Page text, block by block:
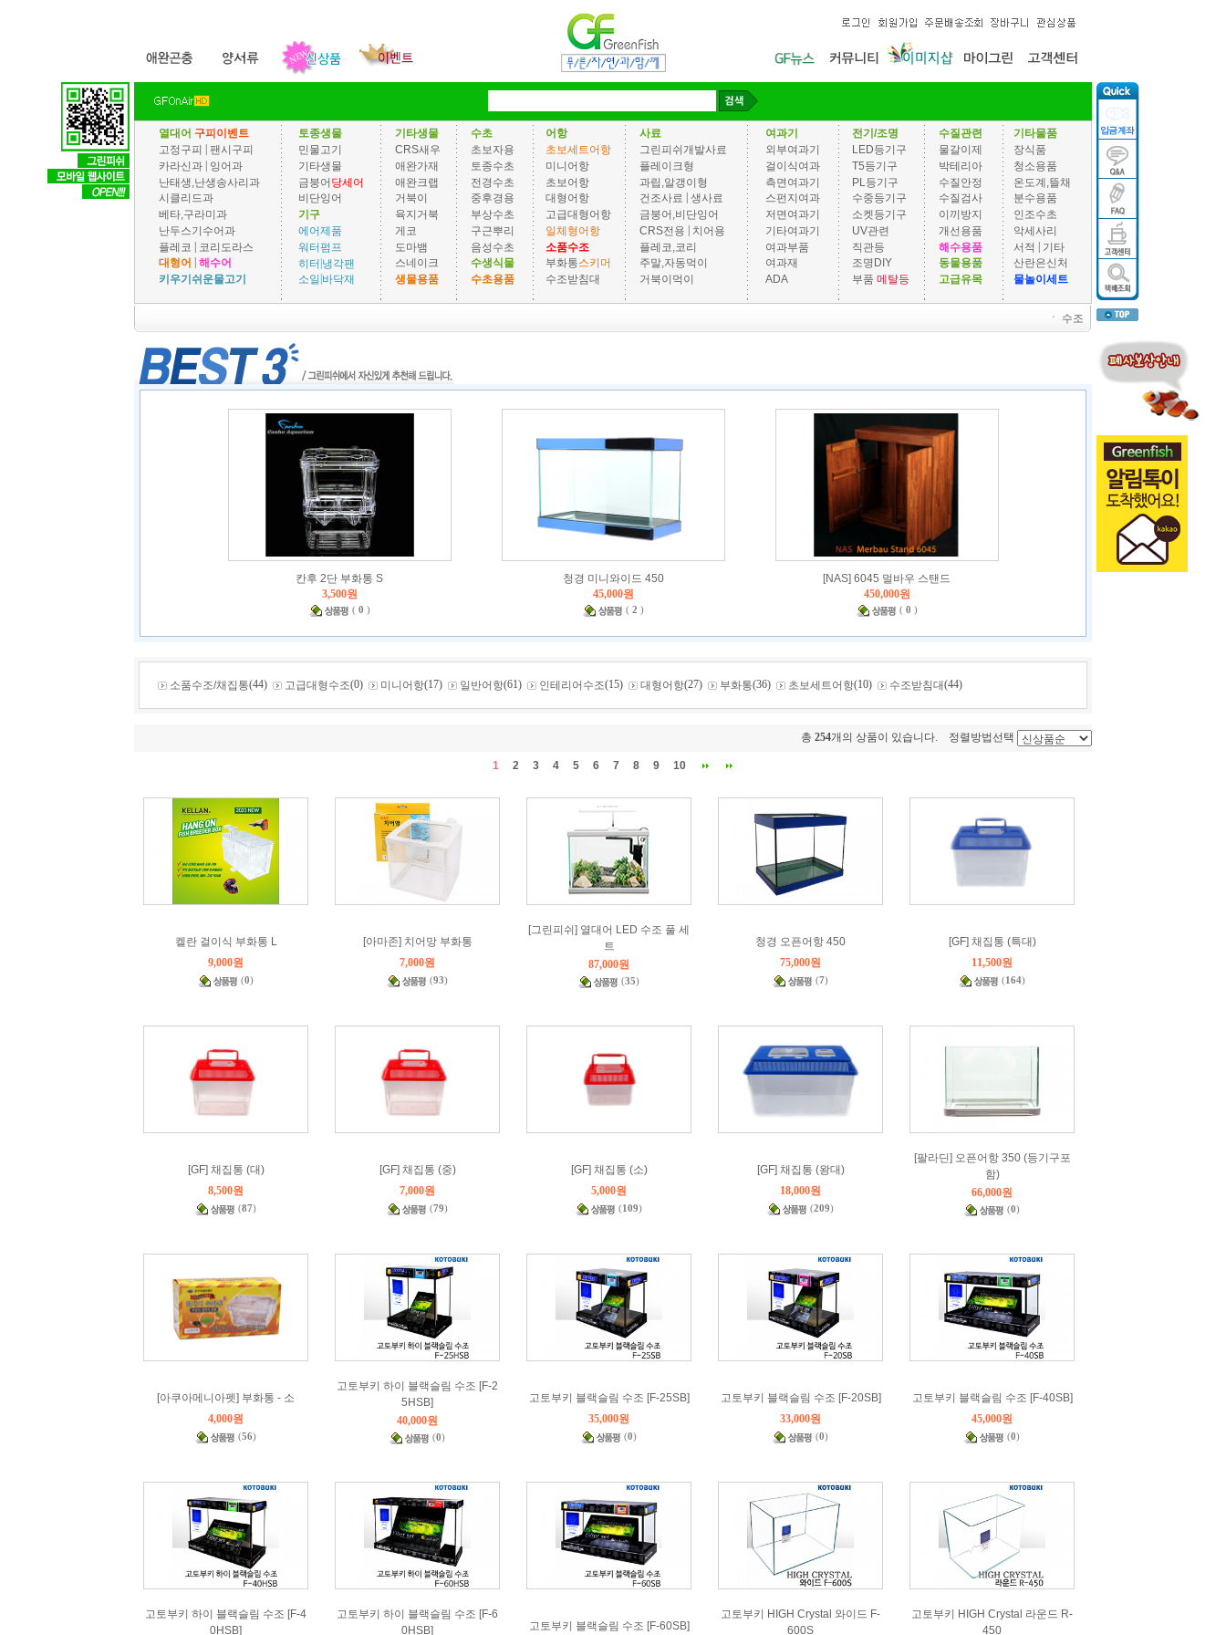
열대어 구피이벤트
고정구피
팬시구피
카라신과 | 잉어과
난태생,난생송사리과
시클리드과
베타,구라미과
난두스기수어과
플레코 | 코리도라스
대형어
해수어
키우기쉬운물고기
토종생물
민물고기
기타생물
금붕어 당세어
비단잉어
기구
에어제품
워터펌프
히터|냉각팬
소일 바닥재
기타생물
CRS새우
애완가재
애완크랩
거북이
육지거북
게코
도마뱀
스네이크
생물용품
수초
초보자용
토종수초
전경수초
중후경용
부상수초
구근뿌리
음성수초
수생식물
수초용품
어항
초보세트어항
미니어항
초보어항
대형어항
고급대형어항
일체형어항
소품수조
부화통스키머
수조받침대
사료
그린피쉬개발사료
플레이크형
과립,알갱이형
건조사료
생사료
금붕어,비단잉어
CRS전용 | 치어용
플레코,코리
주말,자동먹이
거북이먹이
여과기
외부여과기
걸이식여과
측면여과기
스펀지여과
저면여과기
기타여과기
여과부품
여과재
ADA
전기/조명
LED등기구
T5등기구
PL등기구
수중등기구
소켓등기구
UV관련
직관등
조명DIY
부품 메탈등
수질관련
물갈이제
박테리아
수질안정
수질검사
이끼방지
개선용품
해수용품
동물용품
고급유목
기타물품
장식품
청소용품
온도계,뜰채
분수용품
인조수초
악세사리
서적 | 기타
산란은신처
물놀이세트
ㆍ 수조
칸후 2단 부화통 S
3,500원
( 0 )
청경 미니와이드 450
45,000원
( 2 )
[NAS] 6045 멀바우 스탠드
450,000원
( 0 )
소품수조/채집통(44) 고급대형수조(0) 미니어항(17) 일반어항(61) 인테리어수조(15) 대형어항(27) 부화통(36) 초보세트어항(10) 수조받침대(44)
총 254개의 상품이 있습니다. 정렬방법선택
1 2 3 4 5 6 7 8 9 10
켈란 걸이식 부화통 L
9,000원
(0)
[아마존] 치어망 부화통
7,000원
(93)
[그린피쉬] 열대어 LED 수조 풀 세
트
87,000원
(35)
청경 오픈어항 450
75,000원
(7)
[GF] 채집통 (특대)
11,500원
(164)
[GF] 채집통 (대)
8,500원
(87)
[GF] 채집통 (중)
7,000원
(79)
[GF] 채집통 (소)
5,000원
(109)
[GF] 채집통 (왕대)
18,000원
(209)
[팔라딘] 오픈어항 350 (등기구포
함)
66,000원
(0)
[아쿠아메니아펫] 부화통 - 소
4,000원
(56)
고토부키 하이 블랙슬림 수조 [F-2
5HSB]
40,000원
(0)
고토부키 블랙슬림 수조 [F-25SB]
35,000원
(0)
고토부키 블랙슬림 수조 [F-20SB]
33,000원
(0)
고토부키 블랙슬림 수조 [F-40SB]
45,000원
(0)
고토부키 하이 블랙슬림 수조 [F-4
0HSB]
고토부키 하이 블랙슬림 수조 [F-6
0HSB]
고토부키 블랙슬림 수조 [F-60SB]
고토부키 HIGH Crystal 와이드 F-
600S
고토부키 HIGH Crystal 라운드 R-
450